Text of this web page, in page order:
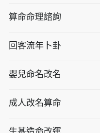
算命命理諮詢
回客流年卜卦
嬰兒命名改名
成人改名算命